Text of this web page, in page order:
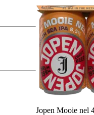
Jopen Mooie nel